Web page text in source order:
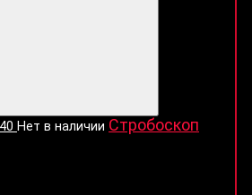
Нет в наличии Стробоскоп